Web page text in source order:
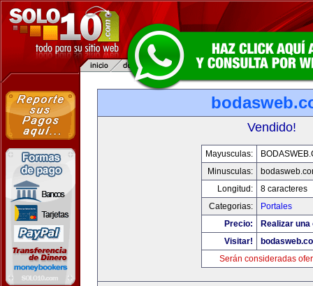
Vendido!
Mayusculas:
Minusculas:
Longitud:
8 caracteres
Categorias:
Portales
Precio:
Realizar
Visitar!
Serán consideradas